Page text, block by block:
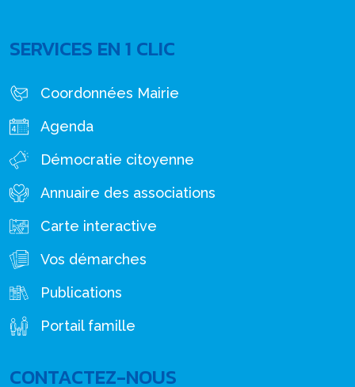
SERVICES EN 1 CLIC
Coordonnées Mairie
Agenda
Démocratie citoyenne
Annuaire des associations
Carte interactive
Vos démarches
Publications
Portail famille
CONTACTEZ-NOUS